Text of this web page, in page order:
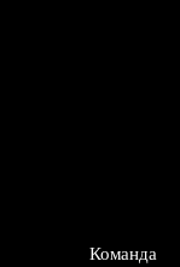
Команда